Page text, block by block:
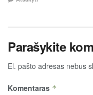
Parašykite
El. pašto adresas nebus
Komentaras *